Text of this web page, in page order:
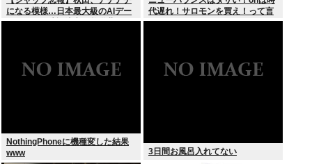
になる模様…日本最大級のAIデー
タセンター建設決定！整備費は2
代遅れ！サロモンを買え！って言
われたから買ったんやが
NothingPhoneに機種変した結果
www
3日間お風呂入れてない